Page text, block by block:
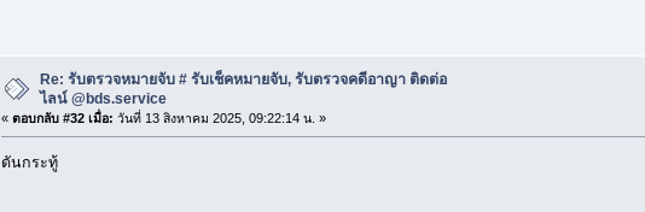
Re: รับตรวจหมายจับ # รับเช็คหมายจับ, รับตรวจคดีอาญา ติดต่อ
ไลน์ @bds.service
« ตอบกลับ #32 เมื่อ: วันที่ 13 สิงหาคม 2025, 09:22:14 น. »
ดันกระทู้